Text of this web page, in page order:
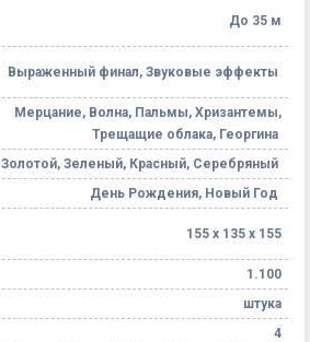
До 35 м
Выраженный финал, Звуковые эффекты
Мерцание, Волна, Пальмы, Хризантемы,
Трещащие облака, Георгина
Золотой, Зеленый, Красный, Серебряный
День Рождения, Новый Год
155 х 135 х 155
1.100
штука
4